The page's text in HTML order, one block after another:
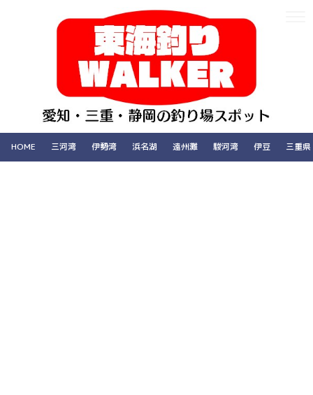
HOME 三河湾 伊勢湾 浜名湖 遠州灘 駿河湾 伊豆 三重県